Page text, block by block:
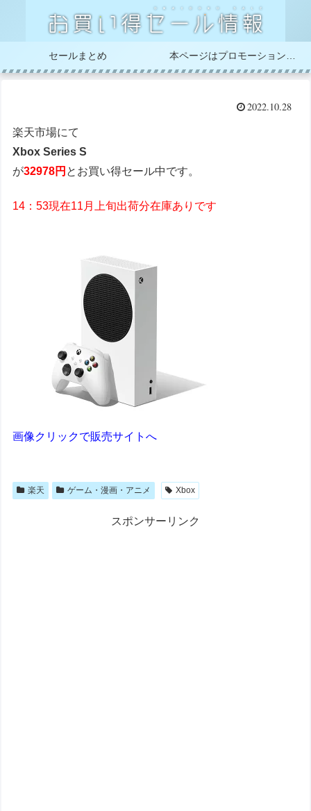
セールまとめ
2022.10.28
楽天市場にて
Xbox Series S
が32978円 とお買い得セール中です。
14：53現在11月上旬出荷分在庫ありです
画像クリックで販売サイトへ
楽天 ゲーム・漫画・アニメ Xbox
スポンサーリンク